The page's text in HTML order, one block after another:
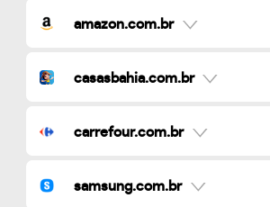
amazon.com.br
casasbahia.com.br
carrefour.com.br
samsung.com.br